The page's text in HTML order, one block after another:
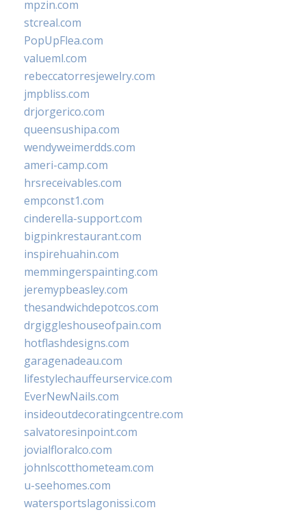
mpzin.com
stcreal.com
PopUpFlea.com
valueml.com
rebeccatorresjewelry.com
jmpbliss.com
drjorgerico.com
queensushipa.com
wendyweimerdds.com
ameri-camp.com
hrsreceivables.com
empconst1.com
cinderella-support.com
bigpinkrestaurant.com
inspirehuahin.com
memmingerspainting.com
jeremypbeasley.com
thesandwichdepotcos.com
drgiggleshouseofpain.com
hotflashdesigns.com
garagenadeau.com
lifestylechauffeurservice.com
EverNewNails.com
insideoutdecoratingcentre.com
salvatoresinpoint.com
jovialfloralco.com
johnlscotthometeam.com
u-seehomes.com
watersportslagonissi.com